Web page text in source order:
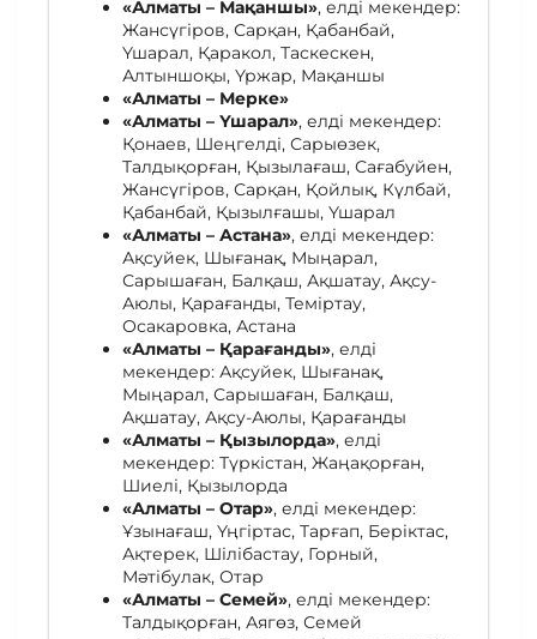
«Алматы – Мақаншы», елді мекендер:
Жансүгіров, Сарқан, Қабанбай,
Үшарал, Қаракол, Таскескен,
Алтыншоқы, Үржар, Мақаншы
«Алматы – Мерке»
«Алматы – Үшарал», елді мекендер:
Қонаев, Шеңгелді, Сарыөзек,
Талдықорған, Қызылағаш, Сағабуйен,
Жансүгіров, Сарқан, Қойлық, Күлбай,
Қабанбай, Қызылғашы, Үшарал
«Алматы – Астана», елді мекендер:
Ақсуйек, Шығанақ, Мыңарал,
Сарышаған, Балқаш, Ақшатау, Ақсу-
Аюлы, Қарағанды, Теміртау,
Осакаровка, Астана
«Алматы – Қарағанды», елді
мекендер: Ақсуйек, Шығанақ,
Мыңарал, Сарышаған, Балқаш,
Ақшатау, Ақсу-Аюлы, Қарағанды
«Алматы – Қызылорда», елді
мекендер: Түркістан, Жаңақорған,
Шиелі, Қызылорда
«Алматы – Отар», елді мекендер:
Ұзынағаш, Үңгіртас, Тарғап, Беріктас,
Ақтерек, Шілібастау, Горный,
Мәтібулак, Отар
«Алматы – Семей», елді мекендер:
Талдықорған, Аягөз, Семей